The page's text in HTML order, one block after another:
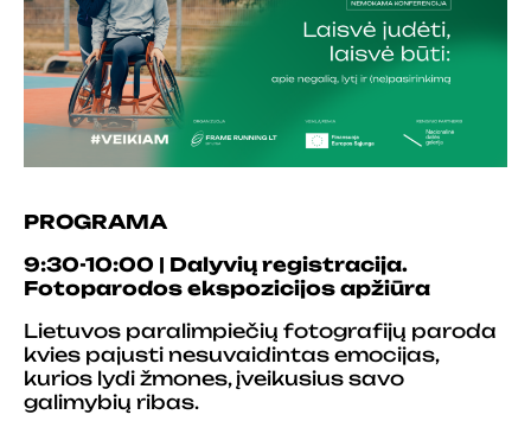
PROGRAMA
9:30-10:00 | Dalyvių registracija.
Fotoparodos ekspozicijos apžiūra
Lietuvos paralimpiečių fotografijų paroda
kvies pajusti nesuvaidintas emocijas,
kurios lydi žmones, įveikusius savo
galimybių ribas.